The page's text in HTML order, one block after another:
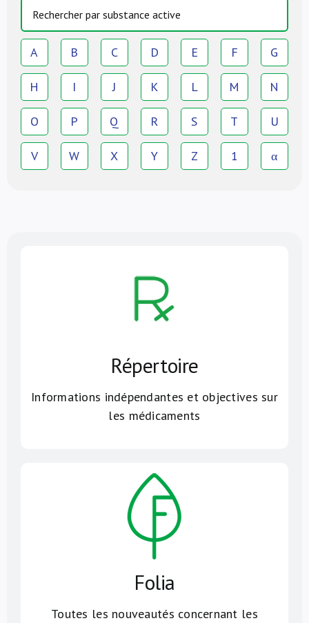
A B C D E F G
H I J K L M N
O P Q R S T U
V W X Y Z 1 α
Répertoire
Informations indépendantes et objectives sur
les médicaments
Folia
Toutes les nouveautés concernant les